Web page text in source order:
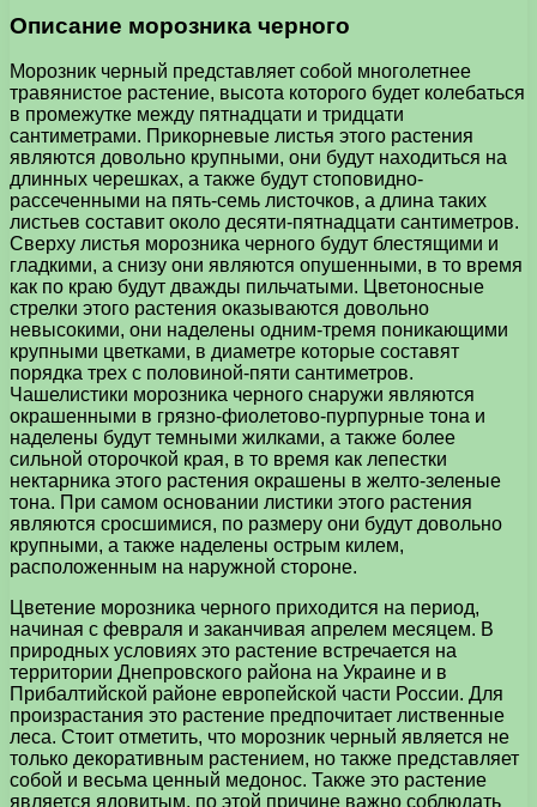
Описание морозника черного
Морозник черный представляет собой многолетнее
травянистое растение, высота которого будет колебаться
в промежутке между пятнадцати и тридцати
сантиметрами. Прикорневые листья этого растения
являются довольно крупными, они будут находиться на
длинных черешках, а также будут стоповидно-
рассеченными на пять-семь листочков, а длина таких
листьев составит около десяти-пятнадцати сантиметров.
Сверху листья морозника черного будут блестящими и
гладкими, а снизу они являются опушенными, в то время
как по краю будут дважды пильчатыми. Цветоносные
стрелки этого растения оказываются довольно
невысокими, они наделены одним-тремя поникающими
крупными цветками, в диаметре которые составят
порядка трех с половиной-пяти сантиметров.
Чашелистики морозника черного снаружи являются
окрашенными в грязно-фиолетово-пурпурные тона и
наделены будут темными жилками, а также более
сильной оторочкой края, в то время как лепестки
нектарника этого растения окрашены в желто-зеленые
тона. При самом основании листики этого растения
являются сросшимися, по размеру они будут довольно
крупными, а также наделены острым килем,
расположенным на наружной стороне.
Цветение морозника черного приходится на период,
начиная с февраля и заканчивая апрелем месяцем. В
природных условиях это растение встречается на
территории Днепровского района на Украине и в
Прибалтийской районе европейской части России. Для
произрастания это растение предпочитает лиственные
леса. Стоит отметить, что морозник черный является не
только декоративным растением, но также представляет
собой и весьма ценный медонос. Также это растение
является ядовитым, по этой причине важно соблюдать